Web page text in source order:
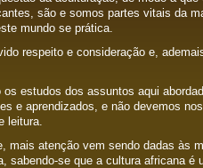
são e somos partes vitais da
mundo se prática.
respeito e consideração e,
os estudos dos assuntos aqui
e aprendizados, e não devemos
leitura.
mais atenção vem sendo dadas às
sabendo-se que a cultura africana é